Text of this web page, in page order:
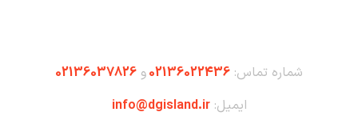
شماره تماس: 02136022436و 02136037826
ایمیل:info@dgisland.ir